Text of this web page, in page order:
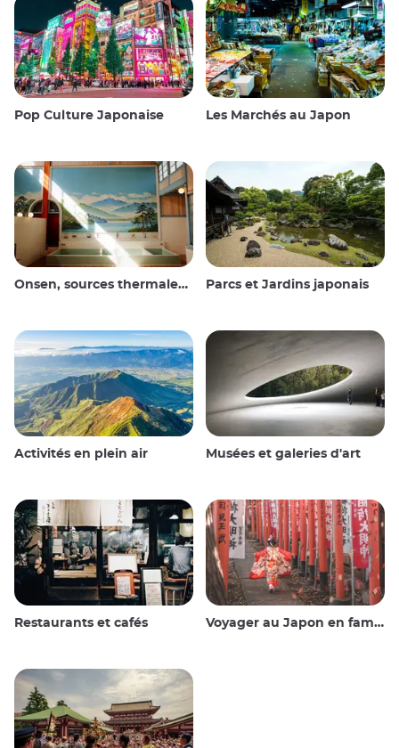
Pop Culture Japonaise Les Marchés au Japon
Onsen, sources thermales et bains publics Parcs et Jardins japonais
Activités en plein air Musées et galeries d'art
Restaurants et cafés Voyager au Japon en famille